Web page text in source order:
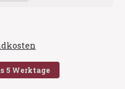
5 Werktage